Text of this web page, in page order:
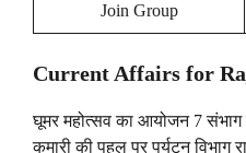
Join Group
Current Affairs for
घूमर महोत्सव का आयोजन 7 संभाग
कुमारी की पहल पर पर्यटन विभाग